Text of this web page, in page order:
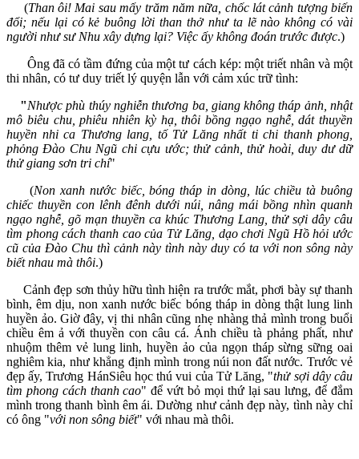
(Than ôi! Mai sau mấy trăm năm nữa, chốc lát cảnh tượng biến
đổi; nếu lại có kẻ buông lời than thở như ta lẽ nào không có vài
người như sư Nhu xây dựng lại? Việc ấy không đoán trước được.)
Ông đã có tầm đứng của một tư cách kép: một triết nhân và một
thi nhân, có tư duy triết lý quyện lẫn với cảm xúc trữ tình:
"Nhược phù thúy nghiễn thương ba, giang không tháp ảnh, nhật
mô biêu chu, phiêu nhiên kỳ hạ, thôi bồng ngạo nghễ, dát thuyền
huyền nhi ca Thương lang, tố Tử Lăng nhất ti chi thanh phong,
phỏng Đào Chu Ngũ chi cựu ước; thử cảnh, thử hoài, duy dư dữ
thử giang sơn tri chí"
(Non xanh nước biếc, bóng tháp in dòng, lúc chiều tà buông
chiếc thuyền con lênh đênh dưới núi, nâng mái bồng nhìn quanh
ngạo nghễ, gõ mạn thuyền ca khúc Thương Lang, thử sợi dây câu
tìm phong cách thanh cao của Tử Lăng, dạo chơi Ngũ Hồ hỏi ước
cũ của Đào Chu thì cảnh này tình này duy có ta với non sông này
biết nhau mà thôi.)
Cảnh đẹp sơn thủy hữu tình hiện ra trước mắt, phơi bày sự thanh
bình, êm dịu, non xanh nước biếc bóng tháp in dòng thật lung linh
huyền ảo. Giờ đây, vị thi nhân cũng nhẹ nhàng thả mình trong buổi
chiều êm ả với thuyền con câu cá. Ánh chiều tà phảng phất, như
nhuộm thêm vẻ lung linh, huyền ảo của ngọn tháp sừng sững oai
nghiêm kia, như khẳng định mình trong núi non đất nước. Trước vẻ
đẹp ấy, Trương HánSiêu học thú vui của Tử Lăng, "thử sợi dây câu
tìm phong cách thanh cao" để vứt bỏ mọi thứ lại sau lưng, để đắm
mình trong thanh bình êm ái. Dường như cảnh đẹp này, tình này chỉ
có ông "với non sông biết" với nhau mà thôi.